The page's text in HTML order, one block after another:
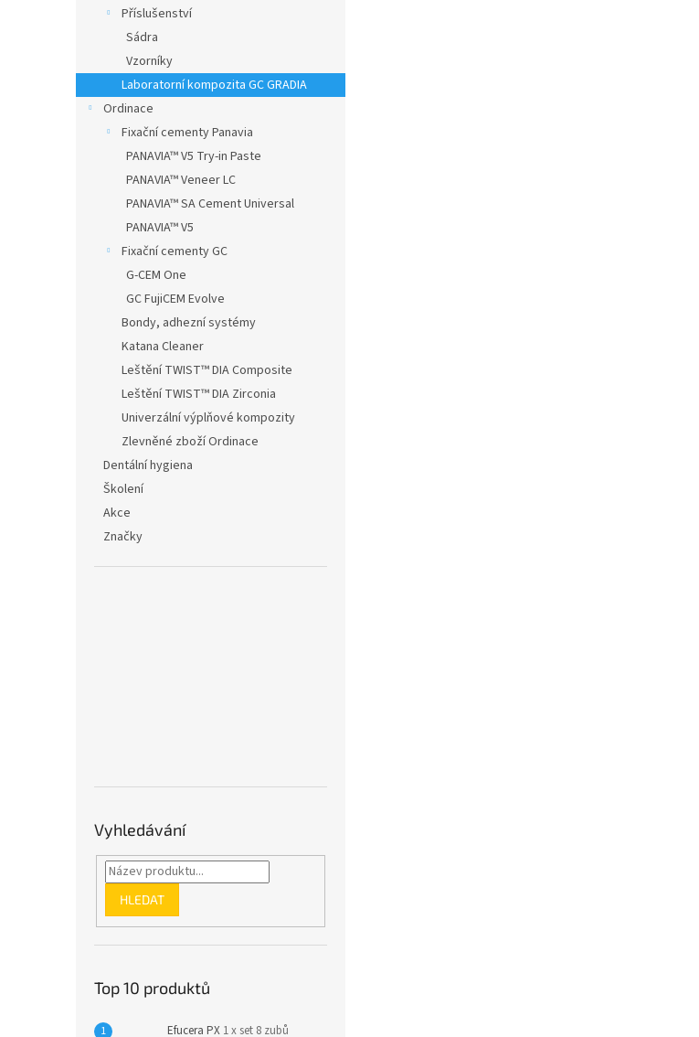
Příslušenství
Sádra
Vzorníky
Laboratorní kompozita GC GRADIA
Ordinace
Fixační cementy Panavia
PANAVIA™ V5 Try-in Paste
PANAVIA™ Veneer LC
PANAVIA™ SA Cement Universal
PANAVIA™ V5
Fixační cementy GC
G-CEM One
GC FujiCEM Evolve
Bondy, adhezní systémy
Katana Cleaner
Leštění TWIST™ DIA Composite
Leštění TWIST™ DIA Zirconia
Univerzální výplňové kompozity
Zlevněné zboží Ordinace
Dentální hygiena
Školení
Akce
Značky
Vyhledávání
HLEDAT
Top 10 produktů
Efucera PX 1 x set 8 zubů